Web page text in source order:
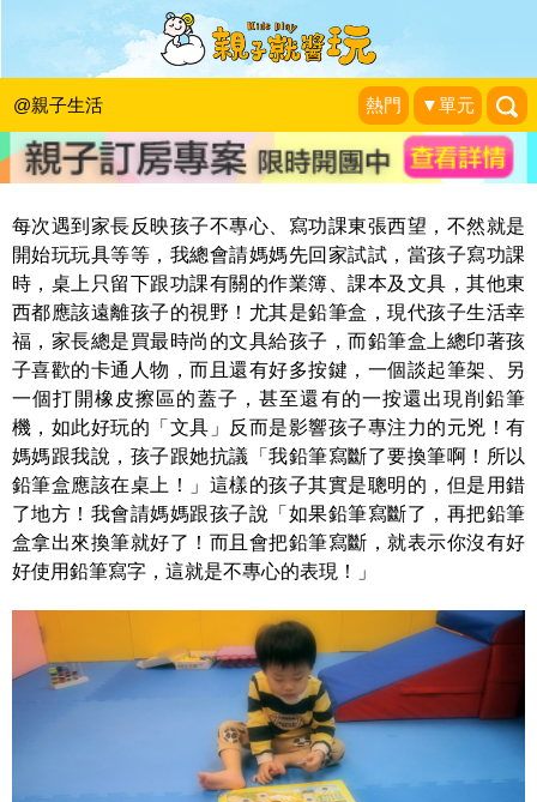
@親子生活 熱門 ▼單元
跟著阿鎧老師邊學邊玩：想要專心，請
先整理環境
張旭鎧兒童職能治療師|2014-08-21
每次遇到家長反映孩子不專心、寫功課東張西望，不然就是
開始玩玩具等等，我總會請媽媽先回家試試，當孩子寫功課
時，桌上只留下跟功課有關的作業簿、課本及文具，其他東
西都應該遠離孩子的視野！尤其是鉛筆盒，現代孩子生活幸
福，家長總是買最時尚的文具給孩子，而鉛筆盒上總印著孩
子喜歡的卡通人物，而且還有好多按鍵，一個談起筆架、另
一個打開橡皮擦區的蓋子，甚至還有的一按還出現削鉛筆
機，如此好玩的「文具」反而是影響孩子專注力的元兇！有
媽媽跟我說，孩子跟她抗議「我鉛筆寫斷了要換筆啊！所以
鉛筆盒應該在桌上！」這樣的孩子其實是聰明的，但是用錯
了地方！我會請媽媽跟孩子說「如果鉛筆寫斷了，再把鉛筆
盒拿出來換筆就好了！而且會把鉛筆寫斷，就表示你沒有好
好使用鉛筆寫字，這就是不專心的表現！」